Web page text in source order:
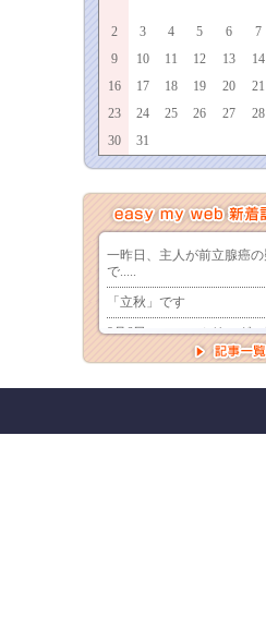
2
3 4 5 6 7
9
10 11 12 13 14
16
17 18 19 20 21
23
24 25 26 27 28
30
31